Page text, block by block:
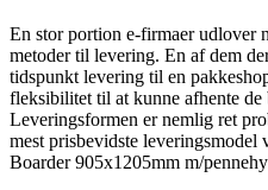
En stor portion e-firmaer udlover
metoder til levering. En af dem
tidspunkt levering til en
fleksibilitet til at kunne afhente
Leveringsformen er nemlig ret
mest prisbevidste
Boarder 905x1205mm m/